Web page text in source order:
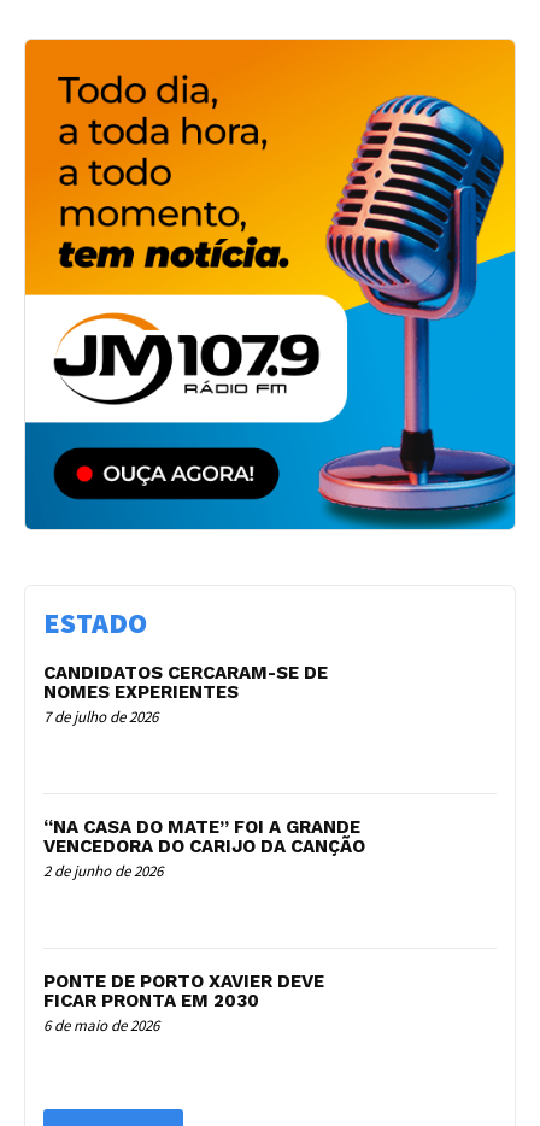
ESTADO
CANDIDATOS CERCARAM-SE DE
NOMES EXPERIENTES
7 de julho de 2026
“NA CASA DO MATE” FOI A GRANDE
VENCEDORA DO CARIJO DA CANÇÃO
2 de junho de 2026
PONTE DE PORTO XAVIER DEVE
FICAR PRONTA EM 2030
6 de maio de 2026